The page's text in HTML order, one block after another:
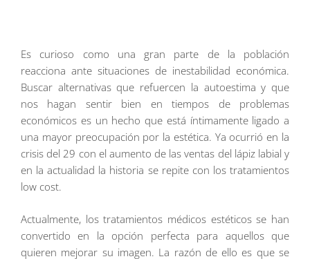
Es curioso como una gran parte de la población
reacciona ante situaciones de inestabilidad económica.
Buscar alternativas que refuercen la autoestima y que
nos hagan sentir bien en tiempos de problemas
económicos es un hecho que está íntimamente ligado a
una mayor preocupación por la estética. Ya ocurrió en la
crisis del 29 con el aumento de las ventas del lápiz labial y
en la actualidad la historia se repite con los tratamientos
low cost.
Actualmente, los tratamientos médicos estéticos se han
convertido en la opción perfecta para aquellos que
quieren mejorar su imagen. La razón de ello es que se